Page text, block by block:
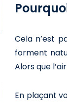
Cela n’est
forment
Alors que
En plaçant